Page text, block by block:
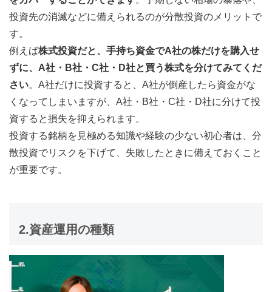
投資先の消滅などに備えられるのが分散投資のメリットで
す。
例えば株式投資だと、手持ち資金でA社の株だけを購入せ
ずに、A社・B社・C社・D社と買う株式を分けてみてくだ
さい。A社だけに投資すると、A社が倒産したら資金がな
くなってしまいますが、A社・B社・C社・D社に分けて投
資すると損失を抑えられます。
投資する銘柄を見極める知識や経験の少ない初心者は、分
散投資でリスクを下げて、失敗したときに備えておくこと
が重要です。
2.資産運用の種類